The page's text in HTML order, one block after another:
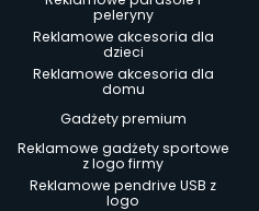
peleryny
Reklamowe akcesoria dla
dzieci
Reklamowe akcesoria dla
domu
Gadżety premium
Reklamowe gadżety sportowe
z logo firmy
Reklamowe pendrive USB z
logo